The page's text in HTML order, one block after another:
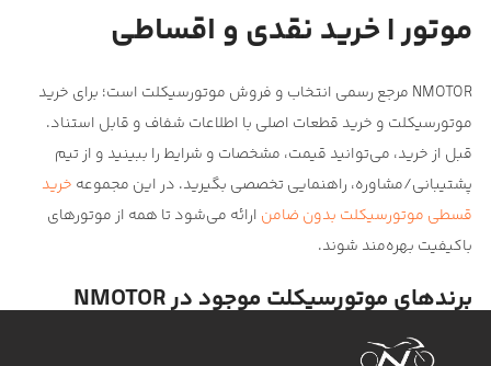
موتور | خرید نقدی و اقساطی
NMOTOR مرجع رسمی انتخاب و فروش موتورسیکلت است؛ برای خرید
موتورسیکلت و خرید قطعات اصلی با اطلاعات شفاف و قابل استناد.
قبل از خرید، می‌توانید قیمت، مشخصات و شرایط را ببینید و از تیم
پشتیبانی/مشاوره، راهنمایی تخصصی بگیرید. در این مجموعه خرید
قسطی موتورسیکلت بدون ضامن ارائه می‌شود تا همه از موتورهای
باکیفیت بهره‌مند شوند.
برندهای موتورسیکلت موجود در NMOTOR
در این بخش می‌توانید مدل‌های متنوعی از برندهای شناخته‌شده بازار